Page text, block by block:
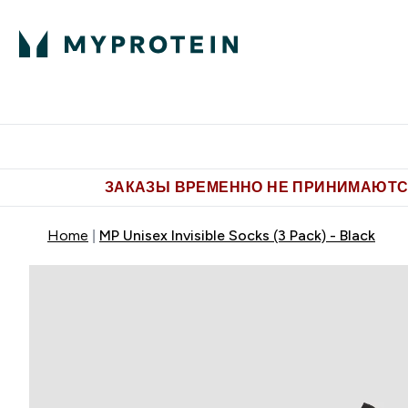
ЗАКАЗЫ ВРЕМЕННО НЕ
Home MP Unisex Invisible Socks (3 Pack) - Black